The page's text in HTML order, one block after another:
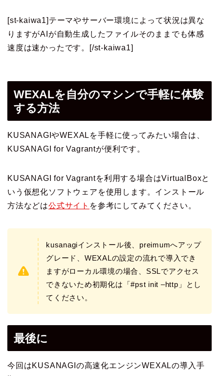
[st-kaiwa1]テーマやサーバー環境によって状況は異な
りますがAIが自動生成したファイルそのままでも体感
速度は速かったです。[/st-kaiwa1]
WEXALを自分のマシンで手軽に体験
する方法
KUSANAGIやWEXALを手軽に使ってみたい場合は、
KUSANAGI for Vagrantが便利です。
KUSANAGI for Vagrantを利用する場合はVirtualBoxと
いう仮想化ソフトウェアを使用します。インストール
方法などは公式サイト を参考にしてみてください。
kusanagiインストール後、preimumへアップ
グレード、WEXALの設定の流れで導入でき
ますがローカル環境の場合、SSLでアクセス
できないため初期化は「#pst init –http」とし
てください。
最後に
今回はKUSANAGIの高速化エンジンWEXALの導入手